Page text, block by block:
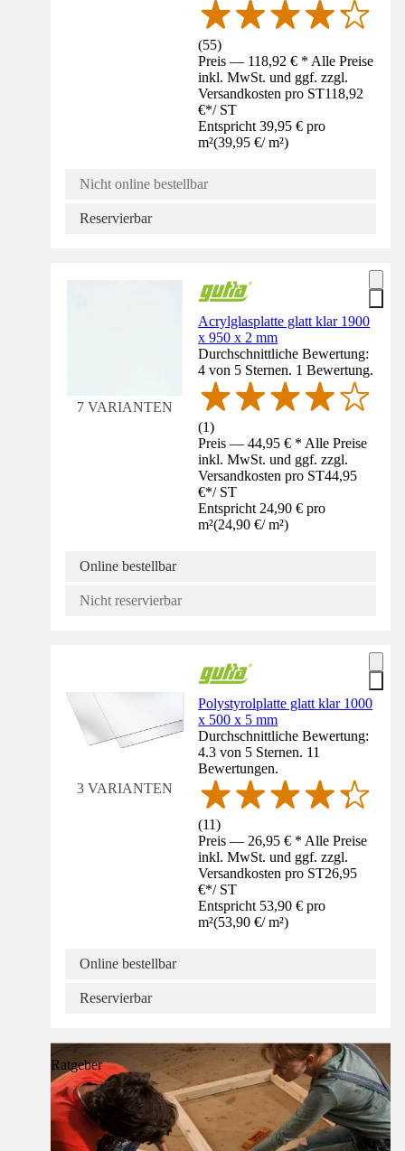
(55)
Preis — 118,92 € * Alle Preise
inkl. MwSt. und ggf. zzgl.
Versandkosten pro ST118,92
€*/ ST
Entspricht 39,95 € pro
m²(39,95 €/ m²)
Nicht online bestellbar
Reservierbar
7 VARIANTEN
Acrylglasplatte glatt klar 1900
x 950 x 2 mm
Durchschnittliche Bewertung:
4 von 5 Sternen. 1 Bewertung.
(1)
Preis — 44,95 € * Alle Preise
inkl. MwSt. und ggf. zzgl.
Versandkosten pro ST44,95
€*/ ST
Entspricht 24,90 € pro
m²(24,90 €/ m²)
Online bestellbar
Nicht reservierbar
3 VARIANTEN
Polystyrolplatte glatt klar 1000
x 500 x 5 mm
Durchschnittliche Bewertung:
4.3 von 5 Sternen. 11
Bewertungen.
(11)
Preis — 26,95 € * Alle Preise
inkl. MwSt. und ggf. zzgl.
Versandkosten pro ST26,95
€*/ ST
Entspricht 53,90 € pro
m²(53,90 €/ m²)
Online bestellbar
Reservierbar
Ratgeber